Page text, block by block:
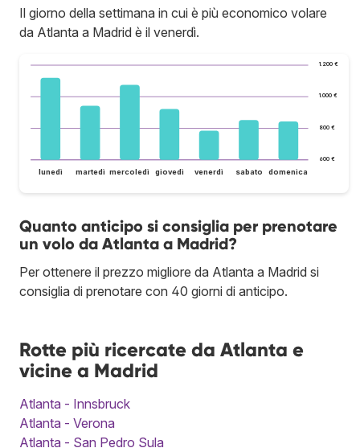
Il giorno della settimana in cui è più economico volare
da Atlanta a Madrid è il venerdì.
600 €
800 €
1.000 €
1.200 €
lunedì martedì mercoledì giovedì venerdì sabato domenica
Quanto anticipo si consiglia per prenotare
un volo da Atlanta a Madrid?
Per ottenere il prezzo migliore da Atlanta a Madrid si
consiglia di prenotare con 40 giorni di anticipo.
Rotte più ricercate da Atlanta e
vicine a Madrid
Atlanta - Innsbruck
Atlanta - Verona
Atlanta - San Pedro Sula